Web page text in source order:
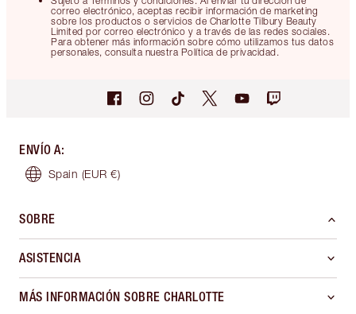
correo electrónico, aceptas recibir información de marketing
sobre los productos o servicios de Charlotte Tilbury Beauty
Limited por correo electrónico y a través de las redes sociales.
Para obtener más información sobre cómo utilizamos tus datos
personales, consulta nuestra Política de privacidad.
ENVÍO A:
Spain (EUR €)
SOBRE
ASISTENCIA
MÁS INFORMACIÓN SOBRE CHARLOTTE